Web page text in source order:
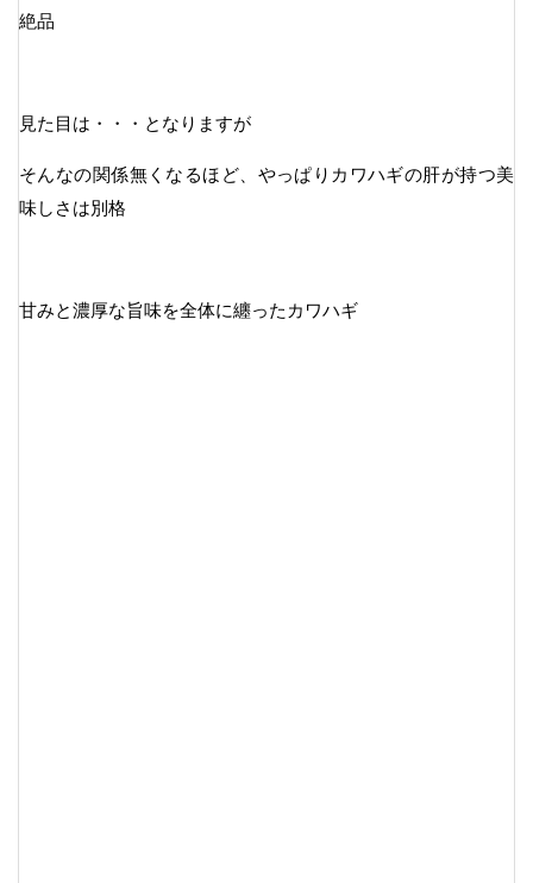
絶品
見た目は・・・となりますが
そんなの関係無くなるほど、やっぱりカワハギの肝が持つ美
味しさは別格
甘みと濃厚な旨味を全体に纏ったカワハギ